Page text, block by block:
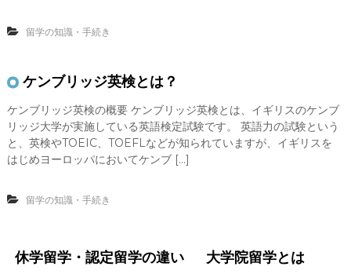
留学の知識・手続き
ケンブリッジ英検とは？
ケンブリッジ英検の概要 ケンブリッジ英検とは、イギリスのケンブ
リッジ大学が実施している英語検定試験です。 英語力の試験という
と、英検やTOEIC、TOEFLなどが知られていますが、イギリスを
はじめヨーロッパにおいてケンブ […]
留学の知識・手続き
休学留学・認定留学の違い 大学院留学とは